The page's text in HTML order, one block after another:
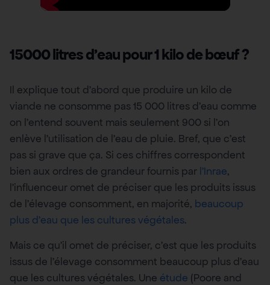
15000 litres d’eau pour 1 kilo de bœuf ?
Il explique tout d’abord que produire un kilo de
viande ne consomme pas 15 000 litres d’eau comme
on l’entend souvent mais seulement 900 si l’on
enlève l’utilisation de l’eau de pluie. Bref, que c’est
pas si grave que ça. Si ces chiffres correspondent
bien aux ordres de grandeur fournis par l’Inrae,
l’influenceur omet de préciser que les produits issus
de l’élevage consomment, en majorité, beaucoup
plus d’eau que les cultures végétales.
Mais ce qu’il omet de préciser, c’est que les produits
issus de l’élevage consomment beaucoup plus d’eau
que les cultures végétales. Une étude (Poore and